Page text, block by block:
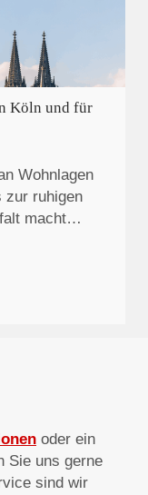
Köln und für
Wohnlagen
zur ruhigen
macht…
oder ein
Sie uns gerne
sind wir